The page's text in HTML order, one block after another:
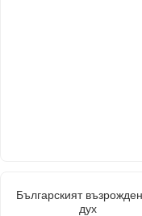
Българският
дух